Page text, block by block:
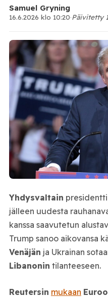
Samuel Gryning
16.6.2026 klo 10:20·Päivitetty
Yhdysvaltain presidentti
jälleen uudesta
kanssa saavutetun
Trump sanoo aikovansa
Venäjän ja Ukrainan
Libanonin tilanteeseen.
Reutersin mukaan